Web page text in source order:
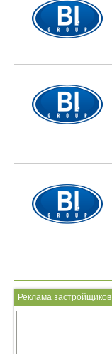
Реклама застройщиков